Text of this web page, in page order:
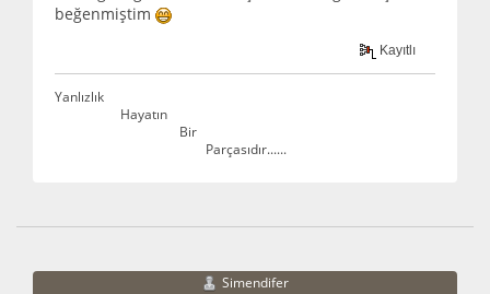
beğenmiştim
Kayıtlı
Yanlızlık
Hayatın
Bir
Parçasıdır......
Simendifer